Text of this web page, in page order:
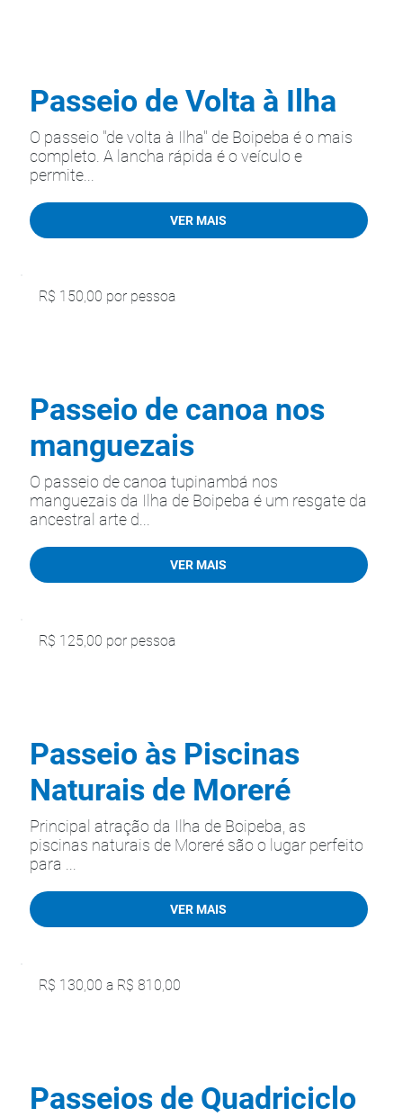
O passeio "de volta à Ilha" de Boipeba é o mais
completo. A lancha rápida é o veículo e
permite...
Passeio de Volta à Ilha
VER MAIS
O passeio de canoa tupinambá nos
manguezais da Ilha de Boipeba é um resgate da
ancestral arte d...
Passeio de canoa nos
manguezais
VER MAIS
R$ 150,00 por pessoa
Principal atração da Ilha de Boipeba, as
piscinas naturais de Moreré são o lugar perfeito
para ...
Passeio às Piscinas
Naturais de Moreré
VER MAIS
R$ 125,00 por pessoa
Passeios de Quadriciclo
R$ 130,00 a R$ 810,00